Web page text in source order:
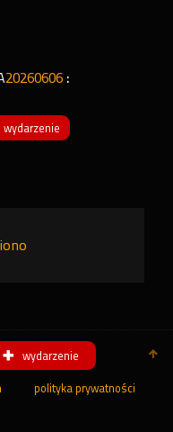
20260606 :
wydarzenie
wydarzenie
polityka prywatności